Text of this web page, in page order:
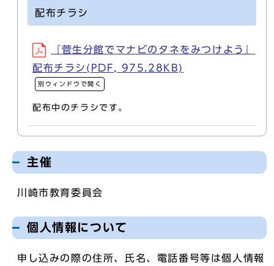
配布チラシ
『菅生分館でマナビのタネをみつけよう』
配布チラシ(PDF, 975.28KB)
別ウィンドウで開く
配布中のチラシです。
主催
川崎市教育委員会
個人情報について
申し込みの際の住所、氏名、電話番号等は個人情報